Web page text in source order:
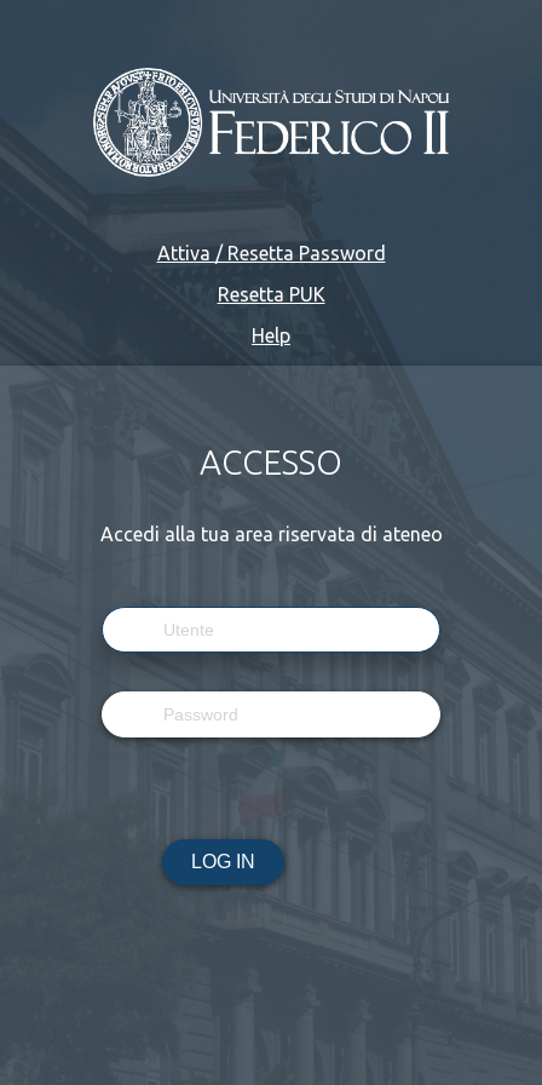
Attiva / Resetta Password
Resetta PUK
Help
ACCESSO
Accedi alla tua area riservata di ateneo